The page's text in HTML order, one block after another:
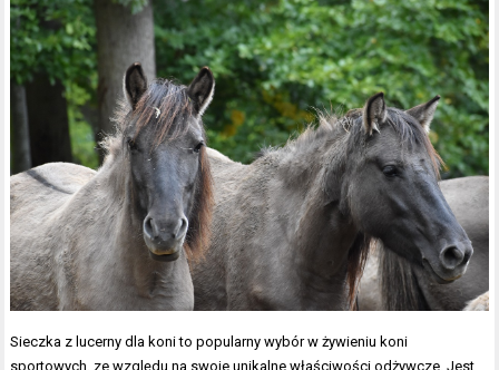
Sieczka z lucerny dla koni to popularny wybór w żywieniu koni
sportowych, ze względu na swoje unikalne właściwości odżywcze. Jest